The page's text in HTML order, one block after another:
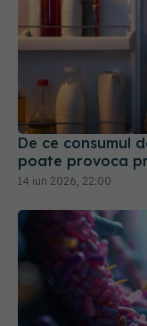
De ce consumul
poate provoca
14 iun 2026, 22:00